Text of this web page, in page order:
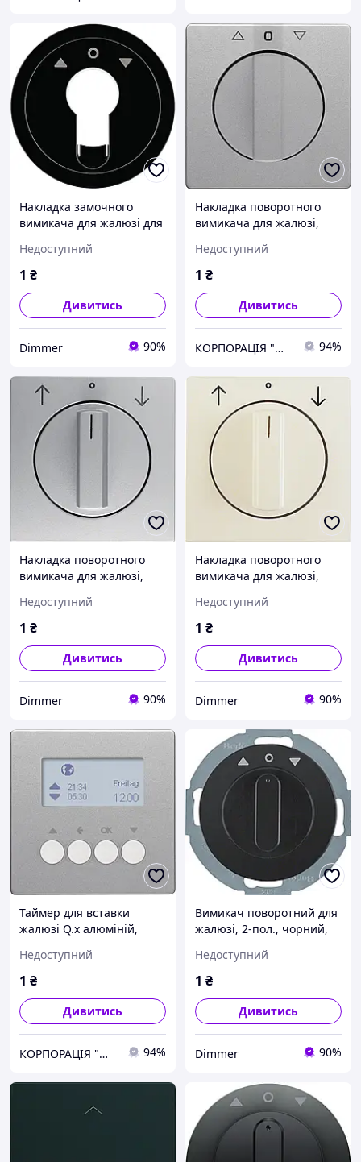
Накладка замочного
вимикача для жалюзі для
15062045, Гарантія
Недоступний
1 ₴
Дивитись
Dimmer 90%
Накладка поворотного
вимикача для жалюзі,
Original
Недоступний
1 ₴
Дивитись
КОРПОРАЦІЯ "МЕДІСАН" 94%
Накладка поворотного
вимикача для жалюзі,
Гарантія
Недоступний
1 ₴
Дивитись
Dimmer 90%
Накладка поворотного
вимикача для жалюзі,
Гарантія
Недоступний
1 ₴
Дивитись
Dimmer 90%
Таймер для вставки
жалюзі Q.x алюміній,
Недоступний
1 ₴
Дивитись
КОРПОРАЦІЯ "МЕДІСАН" 94%
Вимикач поворотний для
жалюзі, 2-пол., чорний,
38122145, Гарантія
Недоступний
1 ₴
Дивитись
Dimmer 90%